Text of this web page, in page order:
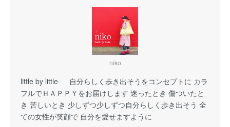
niko
little by little 自分らしく歩き出そうをコンセプトに カラ
フルでＨＡＰＰＹをお届けします 迷ったとき 傷ついたと
き 苦しいとき 少しずつ少しずつ自分らしく歩き出そう 全
ての女性が笑顔で 自分を愛せますように